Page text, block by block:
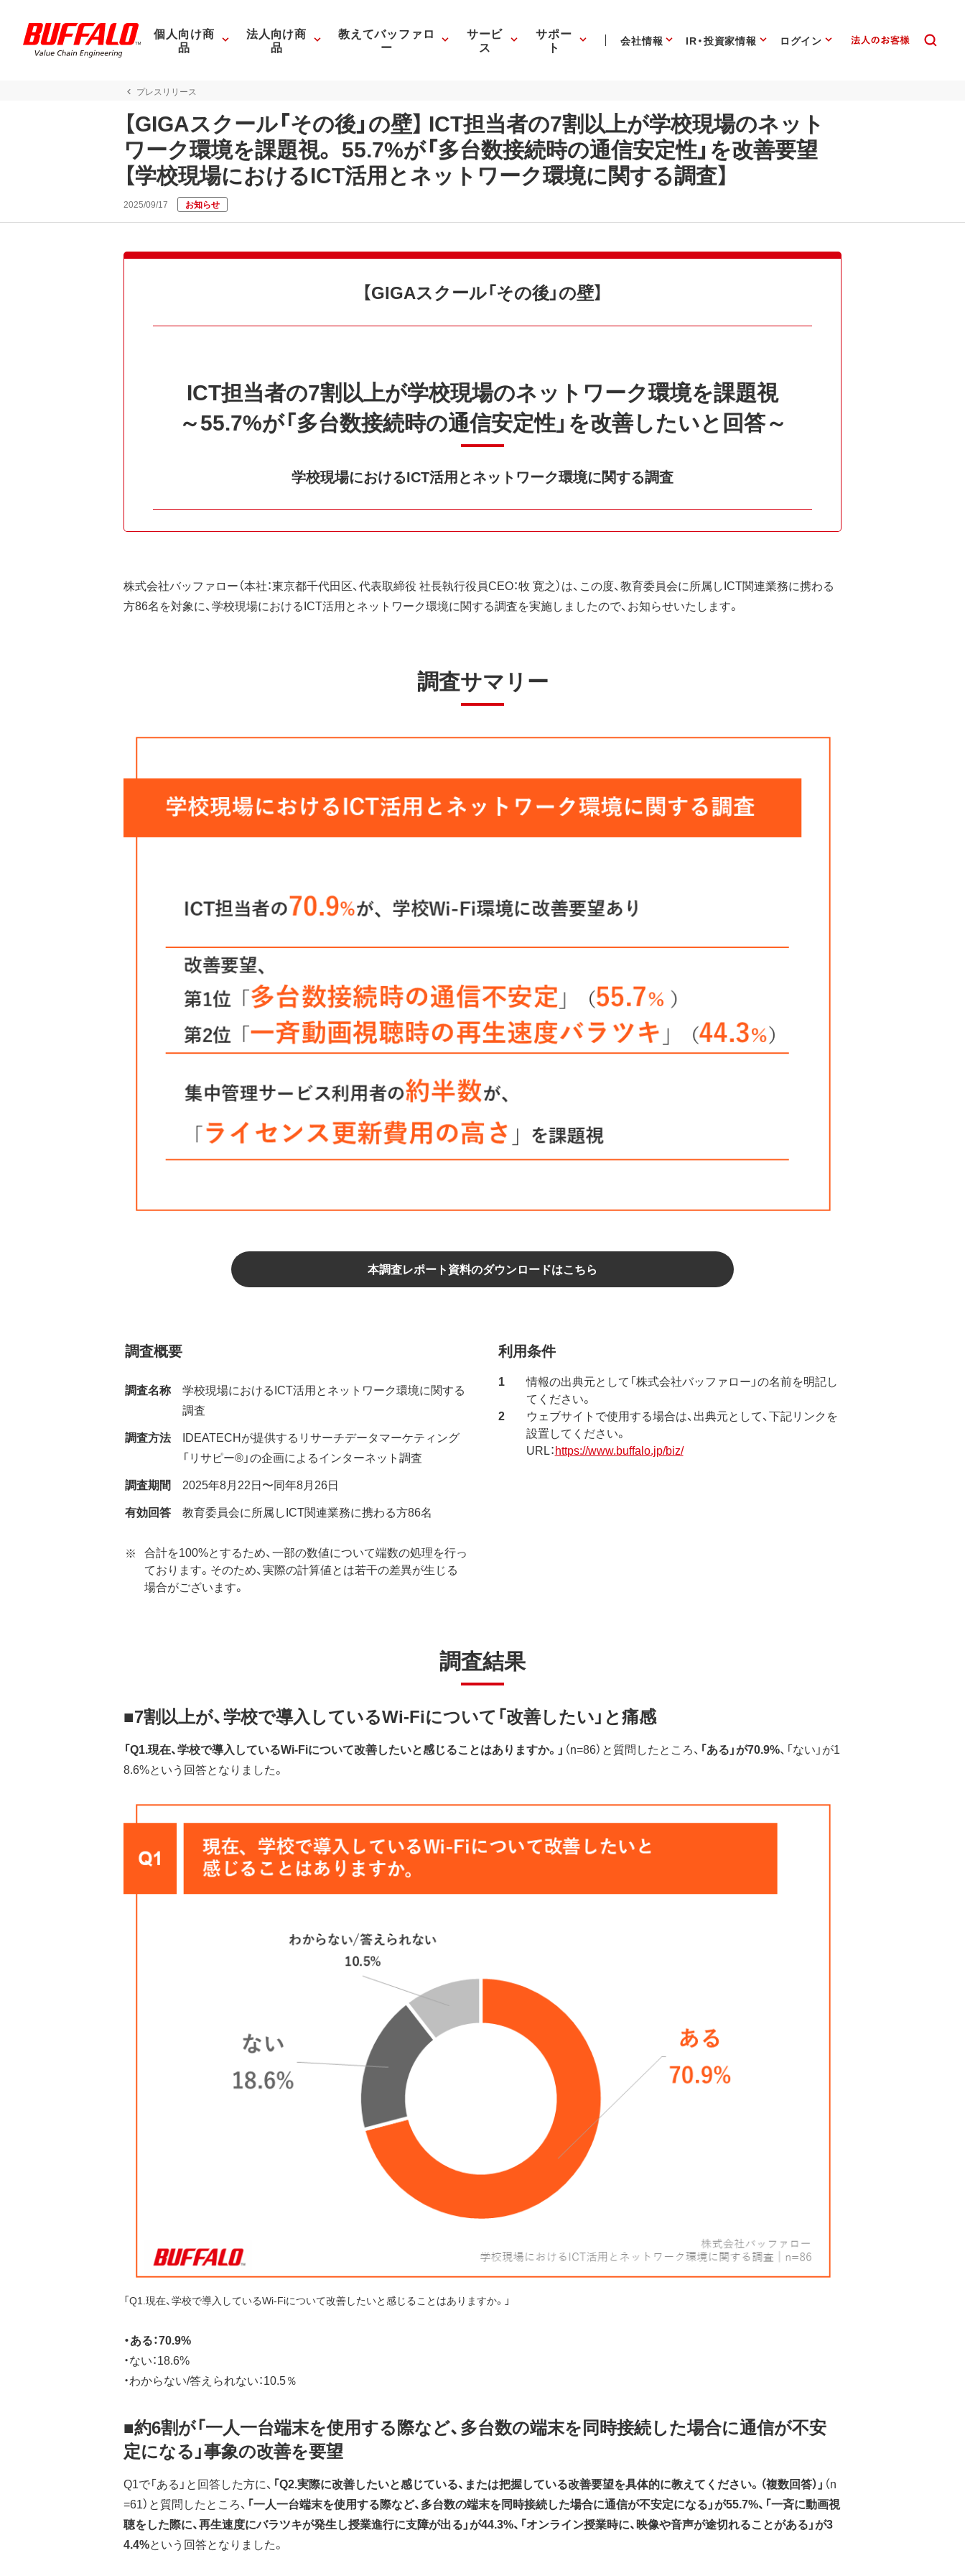
個人向け商
品
法人向け商
品
教えてバッファロ
ー
サービ
ス
サポー
ト 会社情報 IR・投資家情報 ログイン
プレスリリース
【GIGAスクール「その後」の壁】 ICT担当者の7割以上が学校現場のネット
ワーク環境を課題視。 55.7%が「多台数接続時の通信安定性」を改善要望
【学校現場におけるICT活用とネットワーク環境に関する調査】
2025/09/17 お知らせ
【GIGAスクール「その後」の壁】
ICT担当者の7割以上が学校現場のネットワーク環境を課題視
～55.7%が「多台数接続時の通信安定性」を改善したいと回答～
学校現場におけるICT活用とネットワーク環境に関する調査
株式会社バッファロー（本社：東京都千代田区、代表取締役 社長執行役員CEO：牧 寛之）は、この度、教育委員会に所属しICT関連業務に携わる
方86名を対象に、学校現場におけるICT活用とネットワーク環境に関する調査を実施しましたので、お知らせいたします。
調査サマリー
本調査レポート資料のダウンロードはこちら
調査概要
調査名称
学校現場におけるICT活用とネットワーク環境に関する
調査
調査方法
IDEATECHが提供するリサーチデータマーケティング
「リサピー®︎」の企画によるインターネット調査
調査期間
2025年8月22日〜同年8月26日
有効回答
教育委員会に所属しICT関連業務に携わる方86名
合計を100%とするため、一部の数値について端数の処理を行っ
ております。そのため、実際の計算値とは若干の差異が生じる
場合がございます。
利用条件
情報の出典元として「株式会社バッファロー」の名前を明記し
てください。
ウェブサイトで使用する場合は、出典元として、下記リンクを
設置してください。
URL：https://www.buffalo.jp/biz/
調査結果
■7割以上が、学校で導入しているWi-Fiについて「改善したい」と痛感
「Q1.現在、学校で導入しているWi-Fiについて改善したいと感じることはありますか。」 （n=86）と質問したところ、 「ある」が70.9%、「ない」が1
8.6%という回答となりました。
「Q1.現在、学校で導入しているWi-Fiについて改善したいと感じることはありますか。」
・ある：70.9%
・ない：18.6%
・わからない/答えられない：10.5％
■約6割が「一人一台端末を使用する際など、多台数の端末を同時接続した場合に通信が不安
定になる」事象の改善を要望
Q1で「ある」と回答した方に、 「Q2.実際に改善したいと感じている、または把握している改善要望を具体的に教えてください。（複数回答）」 （n
=61）と質問したところ、 「一人一台端末を使用する際など、多台数の端末を同時接続した場合に通信が不安定になる」が55.7%、「一斉に動画視
聴をした際に、再生速度にバラツキが発生し授業進行に支障が出る」が44.3%、「オンライン授業時に、映像や音声が途切れることがある」が3
4.4%という回答となりました。